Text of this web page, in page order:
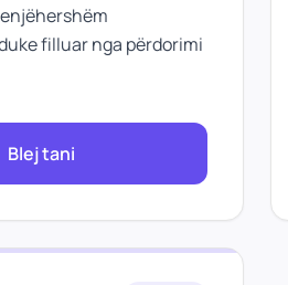
filluar nga përdorimi
Blej tani